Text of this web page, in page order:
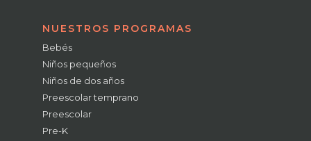
NUESTROS PROGRAMAS
Bebés
Niños pequeños
Niños de dos años
Preescolar temprano
Preescolar
Pre-K